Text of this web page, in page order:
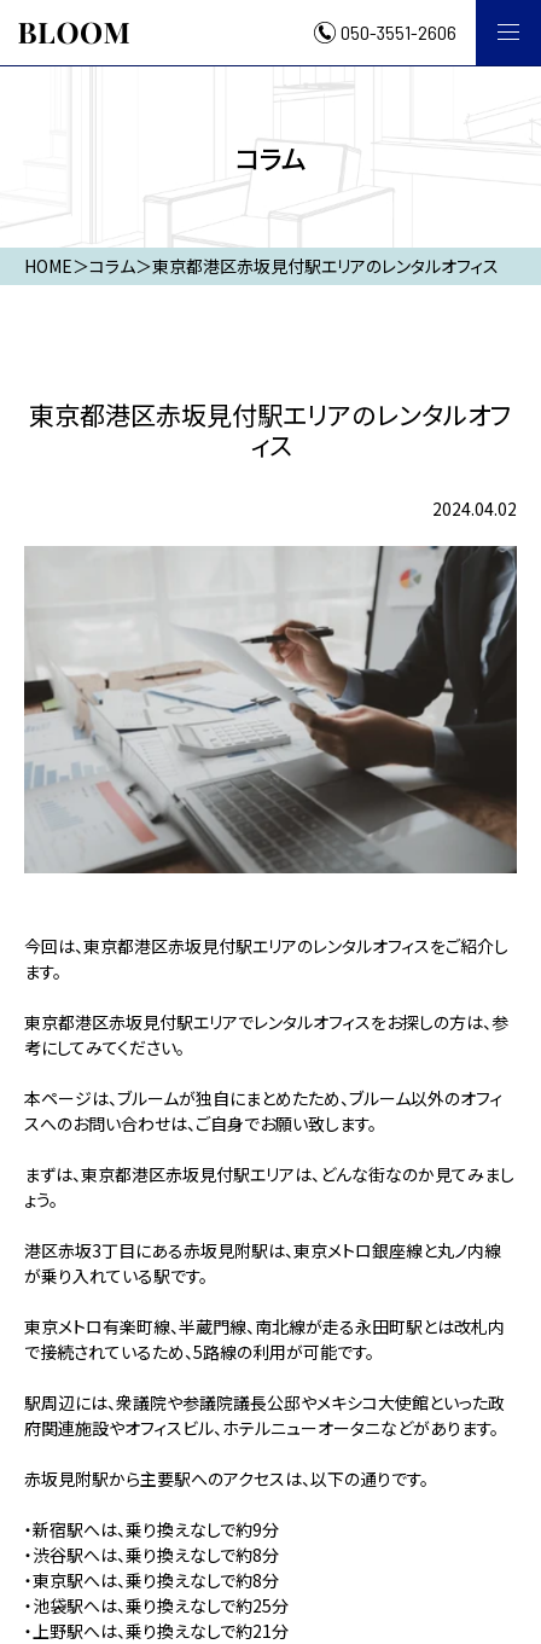
050-3551-2606
コラム
HOME＞コラム＞東京都港区赤坂見付駅エリアのレンタルオフィス
東京都港区赤坂見付駅エリアのレンタルオフ
ィス
2024.04.02
今回は、東京都港区赤坂見付駅エリアのレンタルオフィスをご紹介し
ます。
東京都港区赤坂見付駅エリアでレンタルオフィスをお探しの方は、参
考にしてみてください。
本ページは、ブルームが独自にまとめたため、ブルーム以外のオフィ
スへのお問い合わせは、ご自身でお願い致します。
まずは、東京都港区赤坂見付駅エリアは、どんな街なのか見てみまし
ょう。
港区赤坂3丁目にある赤坂見附駅は、東京メトロ銀座線と丸ノ内線
が乗り入れている駅です。
東京メトロ有楽町線、半蔵門線、南北線が走る永田町駅とは改札内
で接続されているため、5路線の利用が可能です。
駅周辺には、衆議院や参議院議長公邸やメキシコ大使館といった政
府関連施設やオフィスビル、ホテルニューオータニなどがあります。
赤坂見附駅から主要駅へのアクセスは、以下の通りです。
・新宿駅へは、乗り換えなしで約9分
・渋谷駅へは、乗り換えなしで約8分
・東京駅へは、乗り換えなしで約8分
・池袋駅へは、乗り換えなしで約25分
・上野駅へは、乗り換えなしで約21分